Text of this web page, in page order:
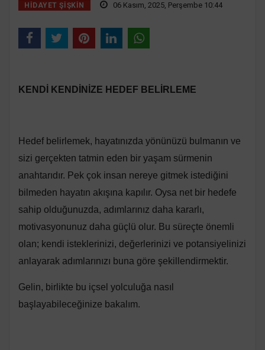
HIDAYET ŞIŞKIN 06 Kasım, 2025, Perşembe 10:44
KENDİ KENDİNİZE HEDEF BELİRLEME
Hedef belirlemek, hayatınızda yönünüzü bulmanın ve
sizi gerçekten tatmin eden bir yaşam sürmenin
anahtarıdır. Pek çok insan nereye gitmek istediğini
bilmeden hayatın akışına kapılır. Oysa net bir hedefe
sahip olduğunuzda, adımlarınız daha kararlı,
motivasyonunuz daha güçlü olur. Bu süreçte önemli
olan; kendi isteklerinizi, değerlerinizi ve potansiyelinizi
anlayarak adımlarınızı buna göre şekillendirmektir.
Gelin, birlikte bu içsel yolculuğa nasıl
başlayabileceğinize bakalım.